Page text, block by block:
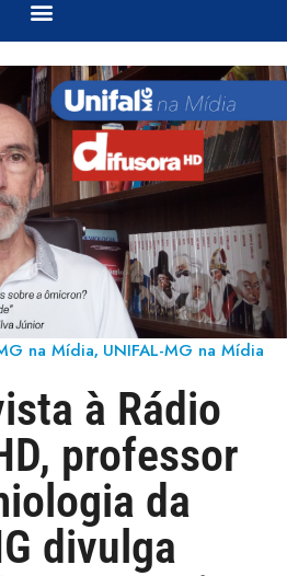
na Mídia, UNIFAL-MG na Mídia
à Rádio
professor
da
divulga